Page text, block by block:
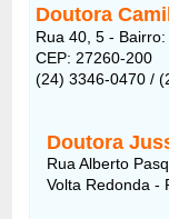
Doutora
Rua 40, 5 -
CEP: 27260-200
(24) 3346-0470 /
Doutora
Rua Alberto
Volta Redonda -